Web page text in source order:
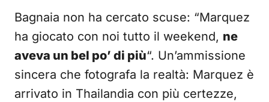
Bagnaia non ha cercato scuse: “Marquez
ha giocato con noi tutto il weekend, ne
aveva un bel po’ di più“. Un’ammissione
sincera che fotografa la realtà: Marquez è
arrivato in Thailandia con più certezze,